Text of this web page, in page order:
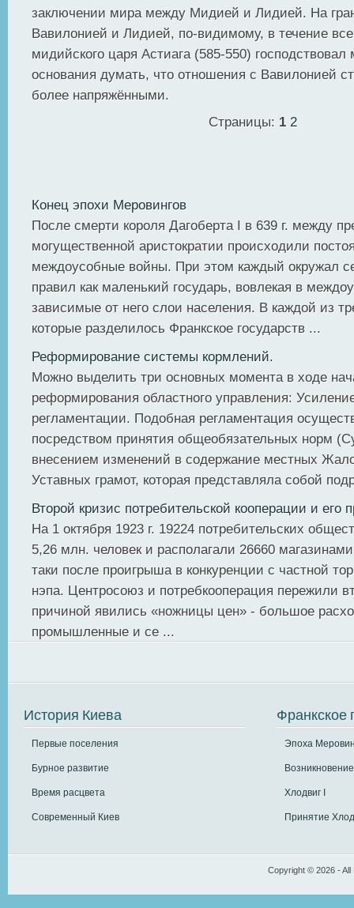
заключении мира между Мидией и Лидией. На
Вавилонией и Лидией, по-видимому, в течение
мидийского царя Астиага (585-550) господствовал
основания думать, что отношения с Вавилонией
более напряжёнными.
Страницы: 1 2
Конец эпохи Меровингов
После смерти короля Дагоберта I в 639 г. между
могущественной аристократии происходили
междоусобные войны. При этом каждый окружал
правил как маленький государь, вовлекая в
зависимые от него слои населения. В каждой из
которые разделилось Франкское государств ...
Реформирование системы кормлений.
Можно выделить три основных момента в ходе
реформирования областного управления:
регламентации. Подобная регламентация
посредством принятия общеобязательных норм
внесением изменений в содержание местных
Уставных грамот, которая представляла собой
Второй кризис потребительской кооперации и его
На 1 октября 1923 г. 19224 потребительских
5,26 млн. человек и располагали 26660
таки после проигрыша в конкуренции с частной
нэпа. Центросоюз и потребкооперация пережили
причиной явились «ножницы цен» - большое
промыш­ленные и се ...
История Киева
Первые поселения
Бурное развитие
Время расцвета
Современный Киев
Франкское
Эпоха
Хлодвиг I
Принятие
Copyright © 2026 -